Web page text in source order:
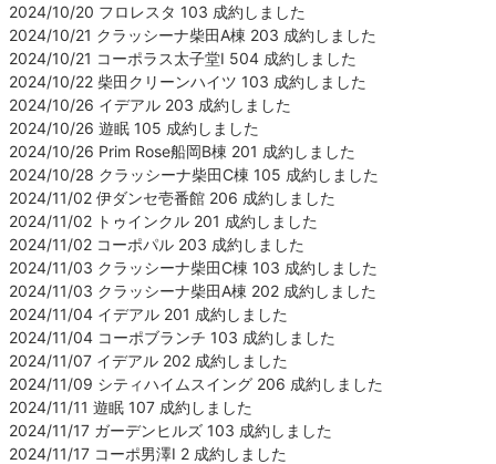
2024/10/20 フロレスタ 103 成約しました
2024/10/21 クラッシーナ柴田A棟 203 成約しました
2024/10/21 コーポラス太子堂Ⅰ 504 成約しました
2024/10/22 柴田クリーンハイツ 103 成約しました
2024/10/26 イデアル 203 成約しました
2024/10/26 遊眠 105 成約しました
2024/10/26 Prim Rose船岡B棟 201 成約しました
2024/10/28 クラッシーナ柴田C棟 105 成約しました
2024/11/02 伊ダンセ壱番館 206 成約しました
2024/11/02 トゥインクル 201 成約しました
2024/11/02 コーポパル 203 成約しました
2024/11/03 クラッシーナ柴田C棟 103 成約しました
2024/11/03 クラッシーナ柴田A棟 202 成約しました
2024/11/04 イデアル 201 成約しました
2024/11/04 コーポブランチ 103 成約しました
2024/11/07 イデアル 202 成約しました
2024/11/09 シティハイムスイング 206 成約しました
2024/11/11 遊眠 107 成約しました
2024/11/17 ガーデンヒルズ 103 成約しました
2024/11/17 コーポ男澤Ⅰ 2 成約しました